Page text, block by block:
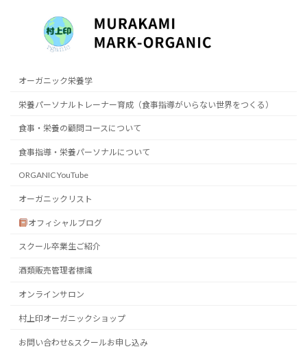
オーガニック栄養学
栄養パーソナルトレーナー育成（食事指導がいらない世界をつくる）
食事・栄養の顧問コースについて
食事指導・栄養パーソナルについて
ORGANIC YouTube
オーガニックリスト
オフィシャルブログ
スクール卒業生ご紹介
酒類販売管理者標識
オンラインサロン
村上印オーガニックショップ
お問い合わせ&スクールお申し込み